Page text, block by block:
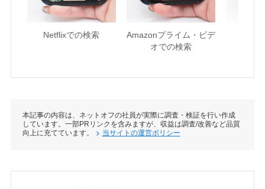
Netflixでの検索
Amazonプライム・ビデ
オでの検索
本記事の内容は、ネットオフの社員が実際に調査・検証を行い作成
しています。一部PRリンクを含みますが、収益は調査/改善など品質
向上に充てています。
当サイトの運営ポリシー